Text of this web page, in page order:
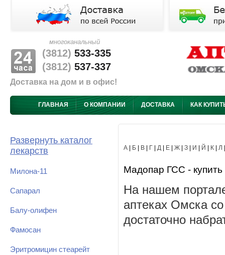
многоканальный
(3812) 533-335
(3812) 537-337
Доставка на дом и в офис!
ГЛАВНАЯ О КОМПАНИИ ДОСТАВКА КАК
Развернуть каталог
лекарств
Милона-11
Сапарал
Балу-олифен
Фамосан
Эритромицин стеарейт
А Б В Г Д Е Ж З И Й К Л
Мадопар ГСС - купить
На нашем
аптеках Омска
достаточно